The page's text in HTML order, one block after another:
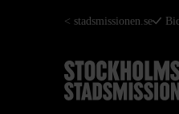
Hoppa< stadsmissionen.se